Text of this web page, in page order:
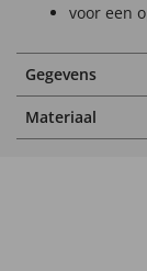
voor een
Gegevens
Materiaal